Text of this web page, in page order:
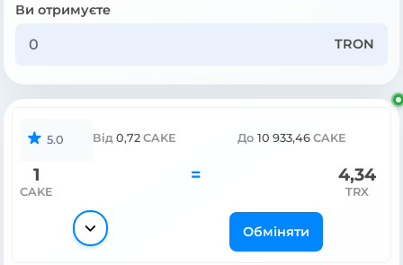
Ви отримуєте
TRON
5.0 Від 0,72 CAKE До 10 933,46 CAKE
1
CAKE
= 4,34
TRX
Обміняти